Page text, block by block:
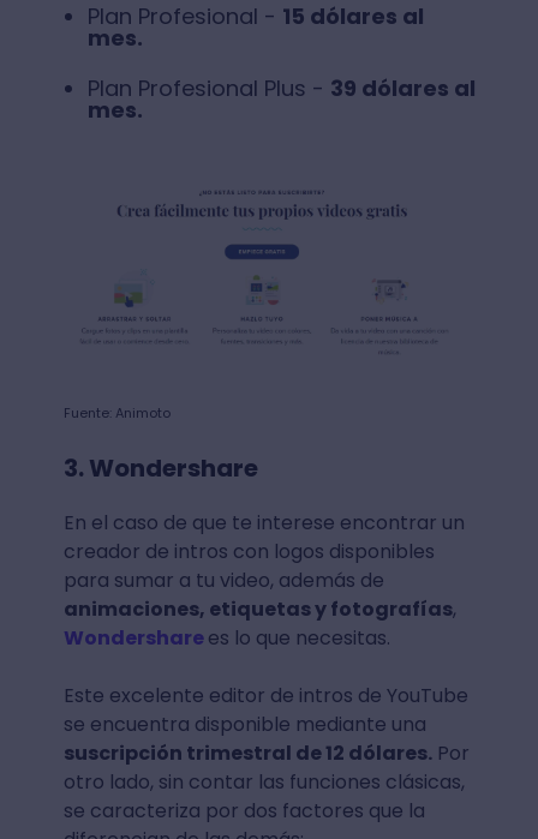
Plan Profesional - 15 dólares al
mes.
Plan Profesional Plus - 39 dólares al
mes.
Fuente: Animoto
3. Wondershare
En el caso de que te interese encontrar un
creador de intros con logos disponibles
para sumar a tu video, además de
animaciones, etiquetas y fotografías,
Wondersharees lo que necesitas.
Este excelente editor de intros de YouTube
se encuentra disponible mediante una
suscripción trimestral de 12 dólares.Por
otro lado, sin contar las funciones clásicas,
se caracteriza por dos factores que la